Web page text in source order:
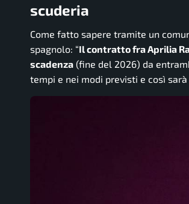
scuderia
Come fatto sapere tramite un
spagnolo: “Il contratto fra Aprilia
scadenza (fine del 2026) da
tempi e nei modi previsti e così sarà